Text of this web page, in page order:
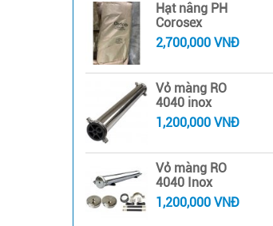
Hạt nâng PH
Corosex
2,700,000 VNĐ
Vỏ màng RO
4040 inox
1,200,000 VNĐ
Vỏ màng RO
4040 Inox
1,200,000 VNĐ